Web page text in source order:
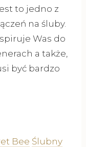
to jedno z
na śluby.
Was do
a także,
być bardzo
Bee Ślubny